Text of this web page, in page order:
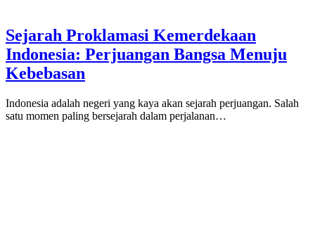
Sejarah Proklamasi Kemerdekaan
Indonesia: Perjuangan Bangsa Menuju
Kebebasan
Indonesia adalah negeri yang kaya akan sejarah perjuangan. Salah
satu momen paling bersejarah dalam perjalanan…